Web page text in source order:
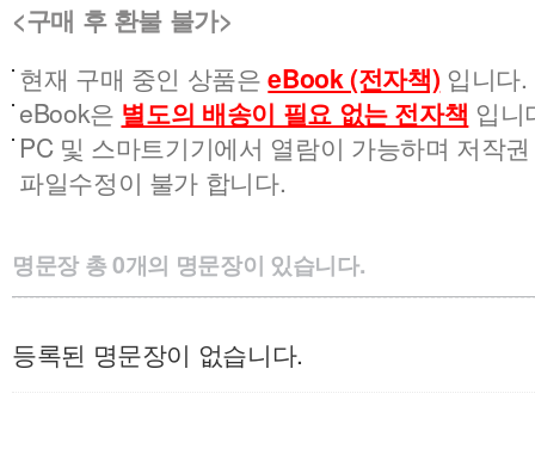
<구매 후 환불 불가>
현재 구매 중인 상품은eBook (전자책) 입니다.
eBook은 별도의 배송이 필요 없는 전자책 입니
PC 및 스마트기기에서 열람이 가능하며 저작
파일수정이 불가 합니다.
명문장 총0개의 명문장이 있습니다.
등록된 명문장이 없습니다.